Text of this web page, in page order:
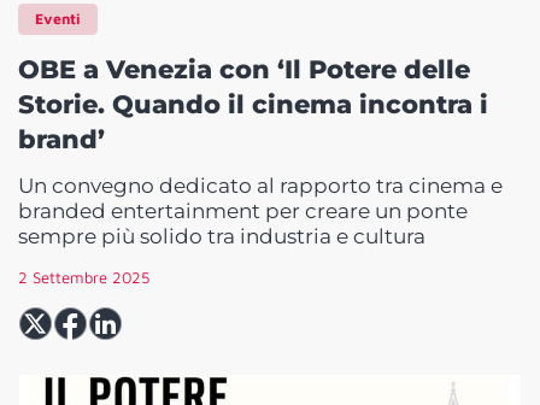
Eventi
OBE a Venezia con ‘Il Potere delle
Storie. Quando il cinema incontra i
brand’
Un convegno dedicato al rapporto tra cinema e
branded entertainment per creare un ponte
sempre più solido tra industria e cultura
2 Settembre 2025